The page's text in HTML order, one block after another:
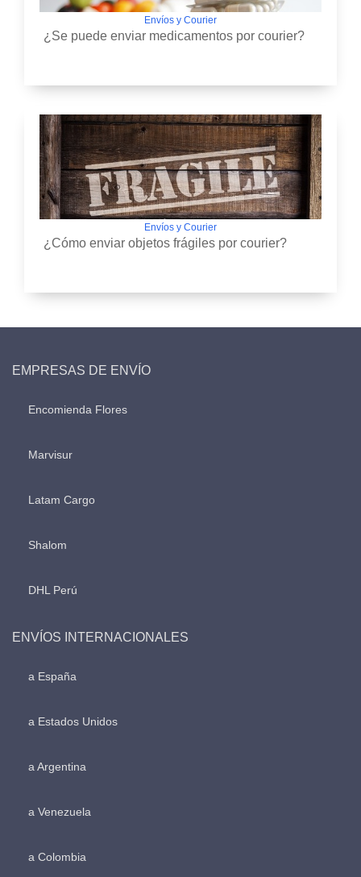
Envíos y Courier
¿Se puede enviar medicamentos por courier?
Envíos y Courier
¿Cómo enviar objetos frágiles por courier?
EMPRESAS DE ENVÍO
Encomienda Flores
Marvisur
Latam Cargo
Shalom
DHL Perú
ENVÍOS INTERNACIONALES
a España
a Estados Unidos
a Argentina
a Venezuela
a Colombia